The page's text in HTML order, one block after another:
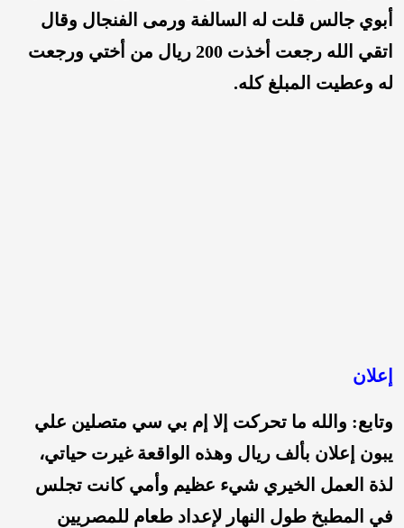
أبوي جالس قلت له السالفة ورمى الفنجال وقال
اتقي الله رجعت أخذت 200 ريال من أختي ورجعت
له وعطيت المبلغ كله.
إعلان
وتابع: والله ما تحركت إلا إم بي سي متصلين علي
يبون إعلان بألف ريال وهذه الواقعة غيرت حياتي،
لذة العمل الخيري شيء عظيم وأمي كانت تجلس
في المطبخ طول النهار لإعداد طعام للمصريين